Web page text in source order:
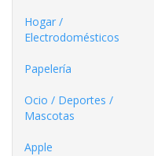
Hogar /
Electrodomésticos
Papelería
Ocio / Deportes /
Mascotas
Apple